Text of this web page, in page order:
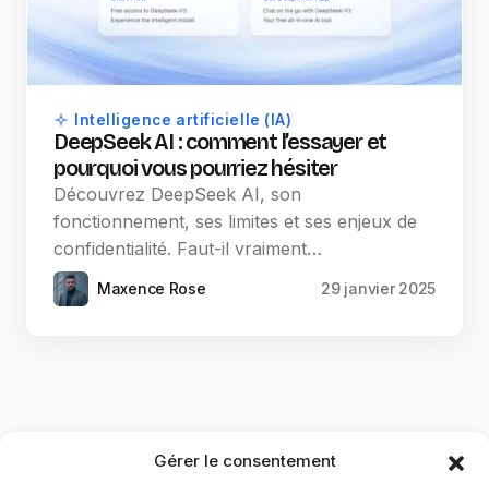
Gérer le consentement
Intelligence artificielle (IA)
DeepSeek AI : comment l’essayer et
pourquoi vous pourriez hésiter
Découvrez DeepSeek AI, son
fonctionnement, ses limites et ses enjeux de
confidentialité. Faut-il vraiment…
Maxence Rose 29 janvier 2025